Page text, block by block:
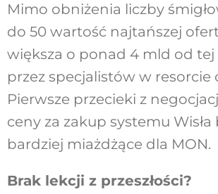
Mimo obniżenia liczby
do 50 wartość najtańszej
większa o ponad 4 mld od tej
przez specjalistów w resorcie
Pierwsze przecieki z
ceny za zakup systemu Wisła
bardziej miażdżące dla MON.
Brak lekcji z przeszłości?